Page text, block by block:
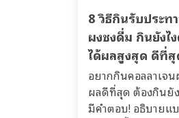
8 วิธีกินรับประท
ผงชงดื่ม กินยังไ
ได้ผลสูงสุด ดีที่
อยากกินคอลลาเจ
ผลดีที่สุด ต้องกินยั
มีคำตอบ! อธิบายแบ